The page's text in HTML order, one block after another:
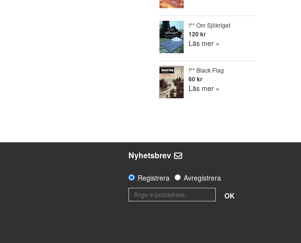
!** Om Sjökriget
120 kr
Läs mer »
!** Black Flag
60 kr
Läs mer »
Nyhetsbrev
Registrera
Avregistrera
OK